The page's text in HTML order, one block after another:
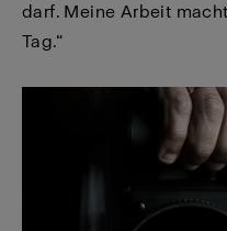
darf. Meine Arbeit
Tag.“